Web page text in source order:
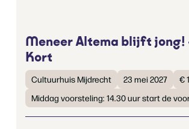
Meneer Altema blijft jong!
Kort
Cultuurhuis Mijdrecht 23 mei 2027
€
Middag voorsteling: 14.30 uur start de